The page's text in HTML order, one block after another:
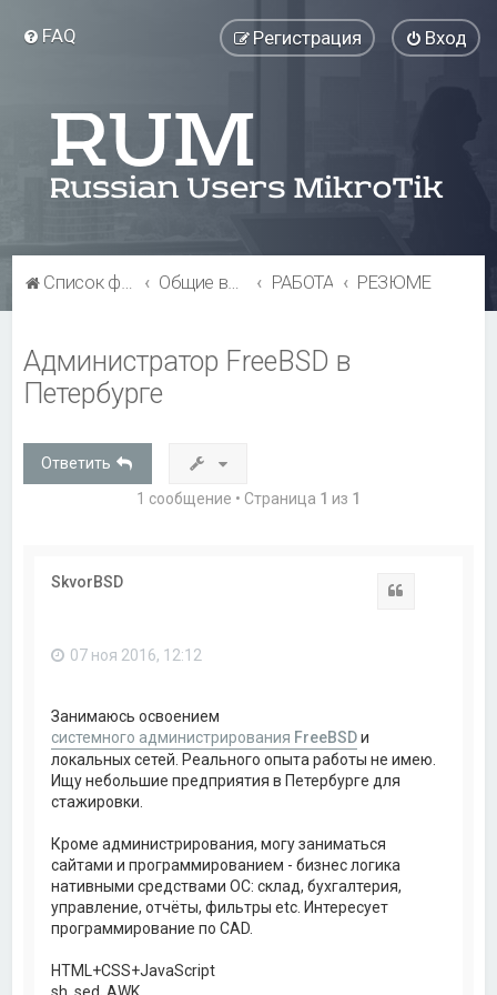
FAQ Вход
Регистрация
Список форумов Общие вопросы РАБОТА РЕЗЮМЕ
Администратор FreeBSD в
Петербурге
Ответить
1 сообщение • Страница 1 из 1
SkvorBSD
07 ноя 2016, 12:12
Занимаюсь освоением
системного администрирования FreeBSDи
локальных сетей. Реального опыта работы не имею.
Ищу небольшие предприятия в Петербурге для
стажировки.
Кроме администрирования, могу заниматься
сайтами и программированием - бизнес логика
нативными средствами ОС: склад, бухгалтерия,
управление, отчёты, фильтры etc. Интересует
программирование по CAD.
HTML+CSS+JavaScript